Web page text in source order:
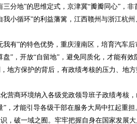
三分地”的思维定式，京津冀“瓣瓣同心”，
我小循环”的利益藩篱，江西赣州与浙江杭
我有”的特色优势，重庆潼南区，培育汽车
盘”，开放“自留地”，避免同质化，才能有
地方保护的背后，有政绩考核的压力、地
营商环境纳入各级党政领导班子政绩考核
”，才能引导各级干部在服务大局中扛起重担
，破一域之囿。牢牢把握自身在国家发展